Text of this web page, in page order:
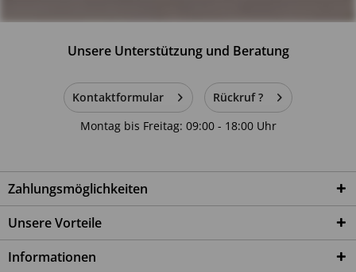
Unsere Unterstützung und Beratung
Kontaktformular
Rückruf ?
Montag bis Freitag: 09:00 - 18:00 Uhr
Zahlungsmöglichkeiten
Unsere Vorteile
Informationen